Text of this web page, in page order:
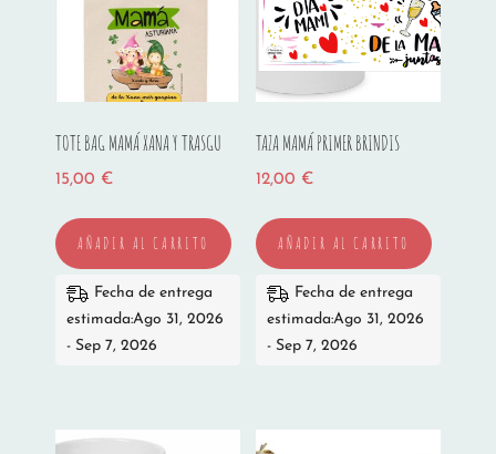
TOTE BAG MAMÁ XANA Y TRASGU
15,00 €
AÑADIR AL CARRITO
Fecha de entrega
estimada:Ago 31, 2026
- Sep 7, 2026
TAZA MAMÁ PRIMER BRINDIS
12,00 €
AÑADIR AL CARRITO
Fecha de entrega
estimada:Ago 31, 2026
- Sep 7, 2026